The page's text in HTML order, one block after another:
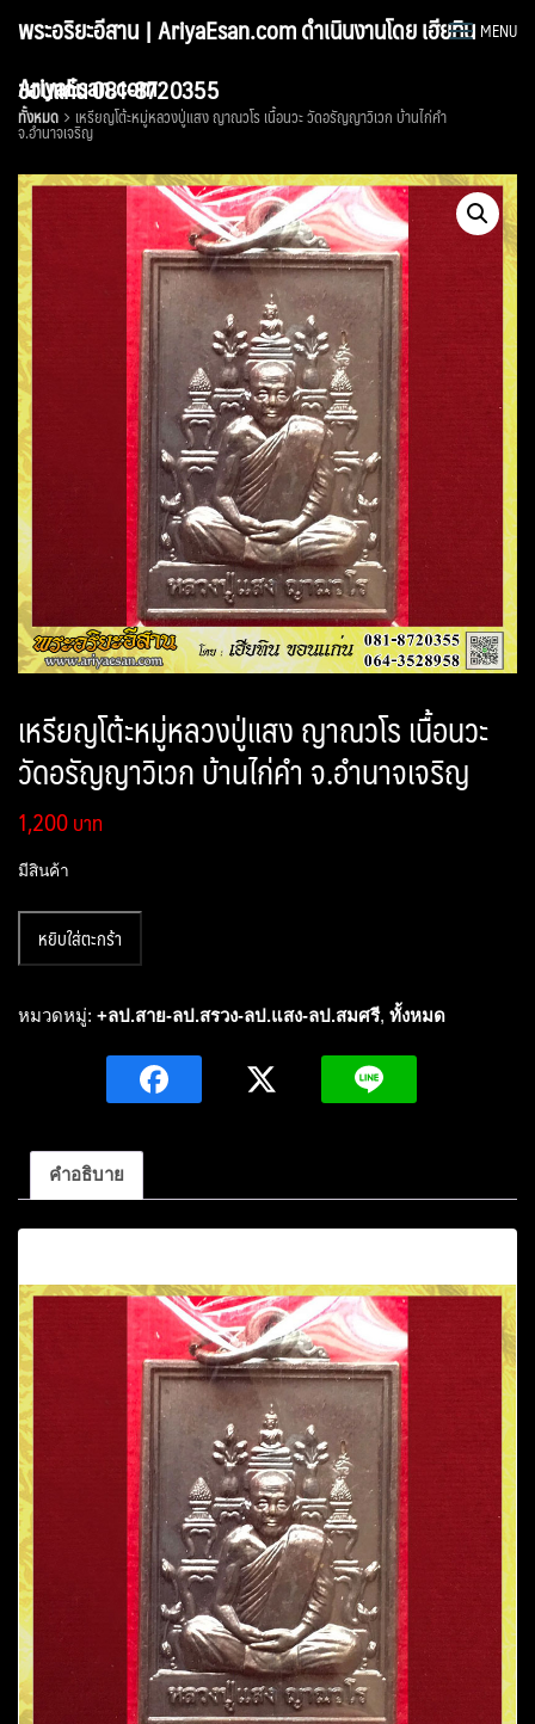
พระอริยะอีสาน | AriyaEsan.com ดำเนินงานโดย เฮียทิน
ขอนแก่น 081-8720355
MENU
AriyaEsan.com
ทั้งหมด เหรียญโต้ะหมู่หลวงปู่แสง ญาณวโร เนื้อนวะ วัดอรัญญาวิเวก บ้านไก่คำ
จ.อำนาจเจริญ
เหรียญโต้ะหมู่หลวงปู่แสง ญาณวโร เนื้อนวะ
วัดอรัญญาวิเวก บ้านไก่คำ จ.อำนาจเจริญ
1,200
มีสินค้า
โต้
แสง
ญาณ
เนื้อ
วัด
อรัญ
ญา
วิเวก
บ้าน
ไก่
คำ
จ.อำนาจเจริญ
ชิ้น
หยิบใส่ตะกร้า
หมวดหมู่: +ลป.สาย-ลป.สรวง-ลป.แสง-ลป.สมศรี, ทั้งหมด
คำอธิบาย